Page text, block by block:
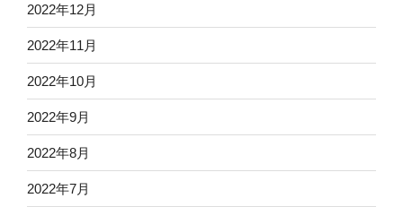
2022年12月
2022年11月
2022年10月
2022年9月
2022年8月
2022年7月